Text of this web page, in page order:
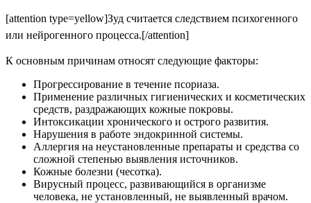
[attention type=yellow]Зуд считается следствием психогенного
или нейрогенного процесса.[/attention]
К основным причинам относят следующие факторы:
Прогрессирование в течение псориаза.
Применение различных гигиенических и косметических
средств, раздражающих кожные покровы.
Интоксикации хронического и острого развития.
Нарушения в работе эндокринной системы.
Аллергия на неустановленные препараты и средства со
сложной степенью выявления источников.
Кожные болезни (чесотка).
Вирусный процесс, развивающийся в организме
человека, не установленный, не выявленный врачом.